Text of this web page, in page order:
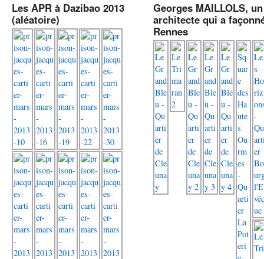
Les APR à Dazibao 2013
(aléatoire)
Georges MAILLOLS, un
architecte qui a
Rennes